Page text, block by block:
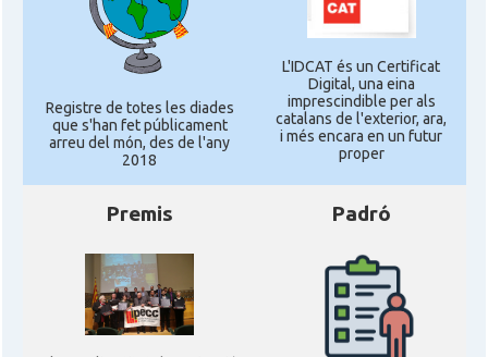
Registre de totes les diades
que s'han fet públicament
arreu del món, des de l'any
2018
L'IDCAT és un Certificat
Digital, una eina
imprescindible per als
catalans de l'exterior, ara,
i més encara en un futur
proper
Premis Padró